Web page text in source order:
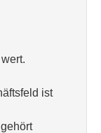
ist